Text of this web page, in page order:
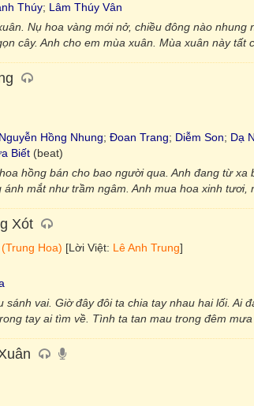
Thúy; Lâm Thúy Vân
Nụ hoa vàng mới nở, chiều đông nào
cây. Anh cho em mùa xuân. Mùa xuân này tất
Nguyễn Hồng Nhung; Đoan Trang; Diễm Son; Dạ
Biết (beat)
hồng bán cho bao người qua. Anh đang từ
mắt như trầm ngâm. Anh mua hoa xinh tươi,
Xót
Hoa) [Lời Việt: Lê Anh Trung]
sánh vai. Giờ đây đôi ta chia tay nhau hai lối. Ai
tay ai tìm về. Tình ta tan mau trong đêm mưa